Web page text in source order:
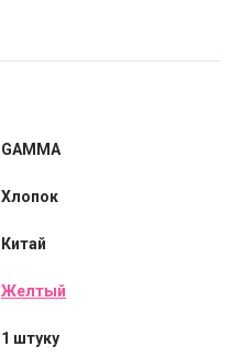
GAMMA
Хлопок
Китай
Желтый
1 штуку